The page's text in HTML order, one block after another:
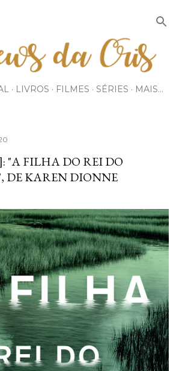
LIVROS FILMES SÉRIES MAIS…
"A FILHA DO REI DO
DE KAREN DIONNE